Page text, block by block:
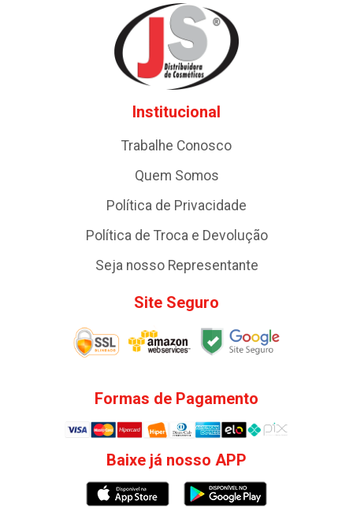
Institucional
Trabalhe Conosco
Quem Somos
Política de Privacidade
Política de Troca e Devolução
Seja nosso Representante
Site Seguro
Formas de Pagamento
Baixe já nosso APP